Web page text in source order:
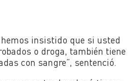
insistido que si usted
o droga, también tiene
con sangre”, sentenció.